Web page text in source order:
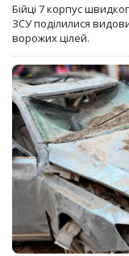
Бійці 7 корпус
ЗСУ поділилися
ворожих цілей.